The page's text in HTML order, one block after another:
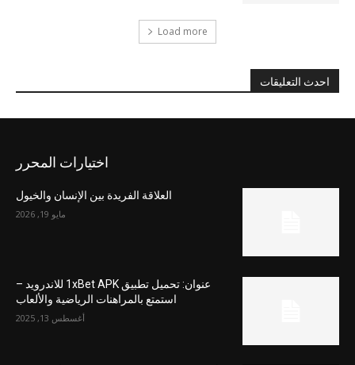
Load more
احدث التعليقات
اختيارات المحرر
العلاقة الفريدة بين الإنسان والخيول
مايو 19, 2026
عنوان: تحميل تطبيق 1xBet APK للاندرويد –
استمتع بالمراهنات الرياضية والألعاب
أغسطس 13, 2025